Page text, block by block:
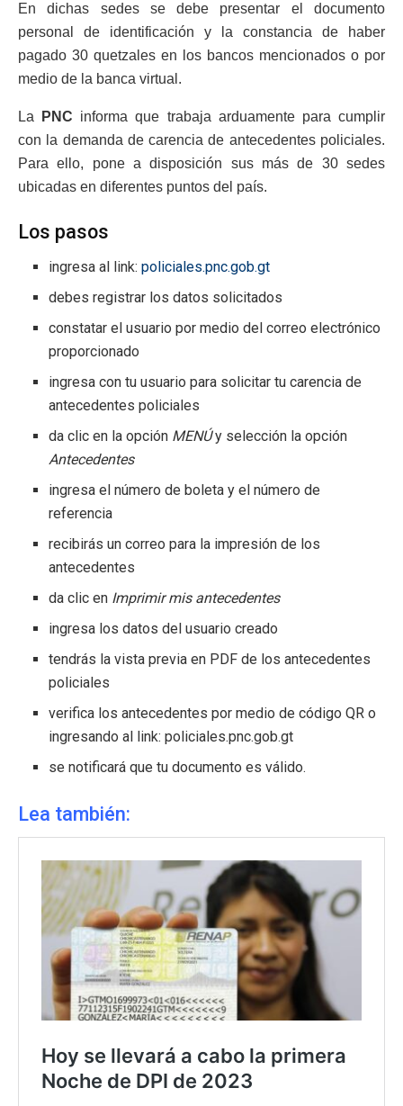
En dichas sedes se debe presentar el documento
personal de identificación y la constancia de haber
pagado 30 quetzales en los bancos mencionados o por
medio de la banca virtual.
La PNC informa que trabaja arduamente para cumplir
con la demanda de carencia de antecedentes policiales.
Para ello, pone a disposición sus más de 30 sedes
ubicadas en diferentes puntos del país.
Los pasos
ingresa al link:policiales.pnc.gob.gt
debes registrar los datos solicitados
constatar el usuario por medio del correo electrónico
proporcionado
ingresa con tu usuario para solicitar tu carencia de
antecedentes policiales
da clic en la opción MENÚy selección la opción
Antecedentes
ingresa el número de boleta y el número de
referencia
recibirás un correo para la impresión de los
antecedentes
da clic en Imprimir mis antecedentes
ingresa los datos del usuario creado
tendrás la vista previa en PDF de los antecedentes
policiales
verifica los antecedentes por medio de código QR o
ingresando al link: policiales.pnc.gob.gt
se notificará que tu documento es válido.
Lea también: